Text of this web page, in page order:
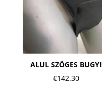
ALUL SZÖGES BUGYI
€142.30